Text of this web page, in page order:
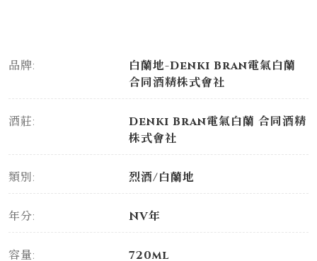
品牌:
白蘭地-Denki Bran電氣白蘭
合同酒精株式會社
酒莊:
Denki Bran電氣白蘭 合同酒精
株式會社
類別: 烈酒/白蘭地
年分: NV年
容量: 720ml